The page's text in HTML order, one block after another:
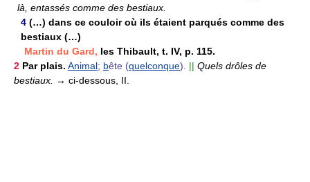
là, entassés comme des bestiaux.
4 (…) dans ce couloir où ils étaient parqués comme des
bestiaux (…)
Martin du Gard, les Thibault, t. IV, p. 115.
2 Par plais. Animal; bête (quelconque). || Quels drôles de
bestiaux. → ci-dessous, II.